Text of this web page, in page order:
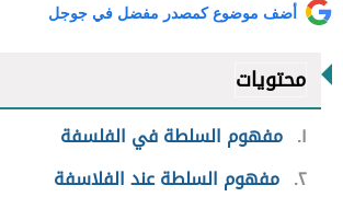
أضف موضوع كمصدر مفضل في جوجل
محتويات
١ مفهوم السلطة في الفلسفة
٢ مفهوم السلطة عند الفلاسفة